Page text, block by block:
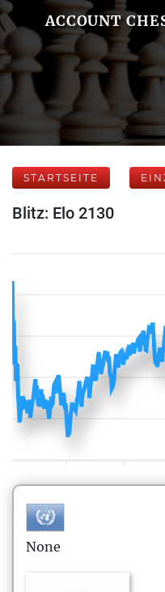
ACCOUNT
STARTSEITE
Blitz: Elo 2130
None